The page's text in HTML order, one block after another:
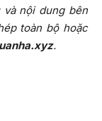
nội dung bên
toàn bộ hoặc
.